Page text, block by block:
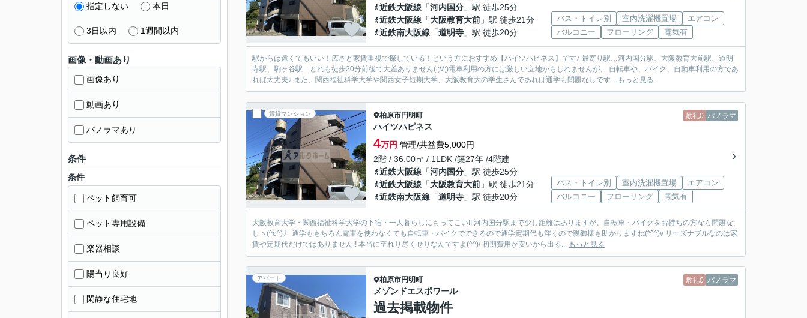
近鉄大阪線 「河内国分 」駅 徒歩25分
近鉄大阪線 「大阪教育大前 」駅 徒歩21分
近鉄南大阪線 「道明寺 」駅 徒歩20分
バス・トイレ別 室内洗濯機置場
エアコン
バルコニー
フローリング 電気有
駅からは遠くてもいい！広さと家賃重視で探している！という方におすすめ【ハイツハピネス】です♪ 最寄り駅…河内国分駅、大阪教育大前駅、道明
寺駅、駒ヶ谷駅…どれも徒歩20分前後で大差ありません( ;∀;)電車利用の方には厳しい立地かもしれませんが、 自転車や、バイク、自動車利用の方であ
れば大丈夫♪ また、関西福祉科学大学や関西女子短期大学、大阪教育大の学生さんであれば通学も問題なしです... もっと見る
賃貸マンション 敷礼0 パノラマ
柏原市円明町
ハイツハピネス
4万円 管理/共益費5,000円
2階 / 36.00㎡ / 1LDK /築27年 /4階建
近鉄大阪線 「河内国分 」駅 徒歩25分
近鉄大阪線 「大阪教育大前 」駅 徒歩21分
近鉄南大阪線 「道明寺 」駅 徒歩20分
バス・トイレ別 室内洗濯機置場
エアコン
バルコニー
フローリング 電気有
大阪教育大学・関西福祉科学大学の下宿・一人暮らしにもってこい!! 河内国分駅まで少し距離はありますが、自転車・バイクをお持ちの方なら問題な
しヽ(^o^)丿 通学ももちろん電車を使わなくても自転車・バイクでできるので通学定期代も浮くので親御様も助かりますね(*^^)v リーズナブルなのは家
賃や定期代だけではありません!! 本当に至れり尽くせりなんですよ(^^)/ 初期費用が安いから出る... もっと見る
アパート 敷礼0 パノラマ
柏原市円明町
メゾンドエスポワール
過去掲載物件
指定しない 本日
3日以内 1週間以内
画像・動画あり
画像あり
動画あり
パノラマあり
条件
条件
ペット飼育可
ペット専用設備
楽器相談
陽当り良好
閑静な住宅地